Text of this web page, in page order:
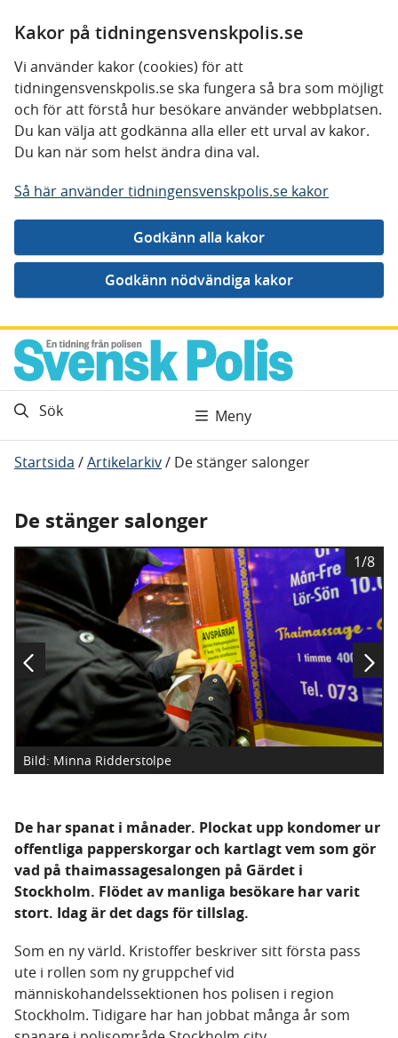
Kakor på tidningensvenskpolis.se
Vi använder kakor (cookies) för att
tidningensvenskpolis.se ska fungera så bra som möjligt
och för att förstå hur besökare använder webbplatsen.
Du kan välja att godkänna alla eller ett urval av kakor.
Du kan när som helst ändra dina val.
Så här använder tidningensvenskpolis.se kakor
Gå direkt till innehåll
Sök Meny
Startsida /Artikelarkiv/ De stänger salonger
De stänger salonger
B
i
d
1/8
Bild: Minna Ridderstolpe
De har spanat i månader. Plockat upp kondomer ur
offentliga papperskorgar och kartlagt vem som gör
vad på thaimassagesalongen på Gärdet i
Stockholm. Flödet av manliga besökare har varit
stort. Idag är det dags för tillslag.
Som en ny värld. Kristoffer beskriver sitt första pass
ute i rollen som ny gruppchef vid
människohandelssektionen hos polisen i region
Stockholm. Tidigare har han jobbat många år som